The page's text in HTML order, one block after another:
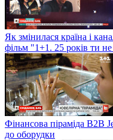
Як змінилася країна і
фільм "1+1. 25 років ти
Фінансова піраміда B2B
до оборудки